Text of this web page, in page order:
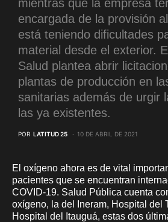
mientras que la empresa
encargada de la provisión
está teniendo dificultades
material desde el exterior.
Salud plantea abrir
plantas de producción en
sanitarias además de urgir
las ya existentes.
POR LATITUD 25 10 DE ABRIL DE 2021
El oxígeno ahora es de vital
pacientes que se encuentran
COVID-19. Salud Pública cuenta
oxígeno, la del Ineram, Hospital del
Hospital del Itauguá, estas dos